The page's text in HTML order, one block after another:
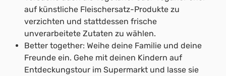
auf künstliche Fleischersatz-Produkte zu
verzichten und stattdessen frische
unverarbeitete Zutaten zu wählen.
Better together: Weihe deine Familie und deine
Freunde ein. Gehe mit deinen Kindern auf
Entdeckungstour im Supermarkt und lasse sie